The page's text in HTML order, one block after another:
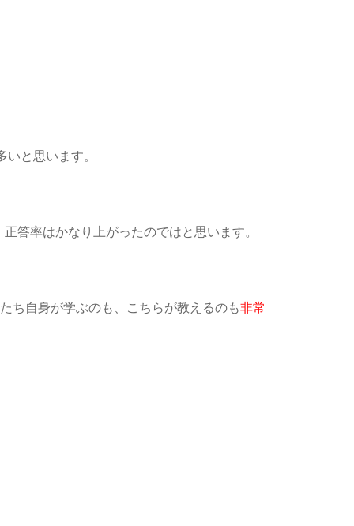
と思います。
答率はかなり上がったのではと思います。
ち自身が学ぶのも、こちらが教えるのも非常